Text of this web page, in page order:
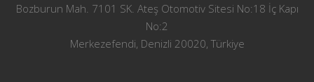
Bozburun Mah. 7101 SK. Ateş Otomotiv Sitesi No:18 İç Kapı
No:2
Merkezefendi, Denizli 20020, Türkiye